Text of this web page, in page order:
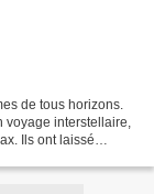
de tous horizons.
voyage interstellaire,
Ils ont laissé